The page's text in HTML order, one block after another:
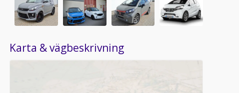
Karta & vägbeskrivning